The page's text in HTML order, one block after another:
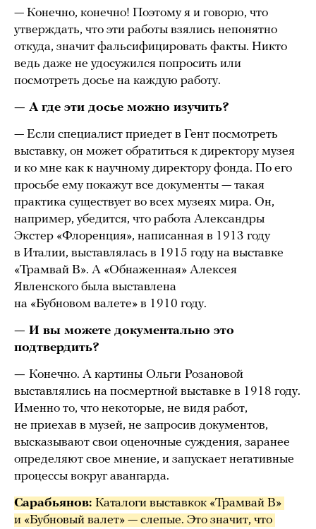
— Конечно, конечно! Поэтому я и говорю, что
утверждать, что эти работы взялись непонятно
откуда, значит фальсифицировать факты. Никто
ведь даже не удосужился попросить или
посмотреть досье на каждую работу.
— А где эти досье можно изучить?
— Если специалист приедет в Гент посмотреть
выставку, он может обратиться к директору музея
и ко мне как к научному директору фонда. По его
просьбе ему покажут все документы — такая
практика существует во всех музеях мира. Он,
например, убедится, что работа Александры
Экстер «Флоренция», написанная в 1913 году
в Италии, выставлялась в 1915 году на выставке
«Трамвай В». А «Обнаженная» Алексея
Явленского была выставлена
на «Бубновом валете» в 1910 году.
— И вы можете документально это
подтвердить?
— Конечно. А картины Ольги Розановой
выставлялись на посмертной выставке в 1918 году.
Именно то, что некоторые, не видя работ,
не приехав в музей, не запросив документов,
высказывают свои оценочные суждения, заранее
определяют свое мнение, и запускает негативные
процессы вокруг авангарда.
Сарабьянов: Каталоги выставкок «Трамвай В»
и «Бубновый валет» — слепые. Это значит, что